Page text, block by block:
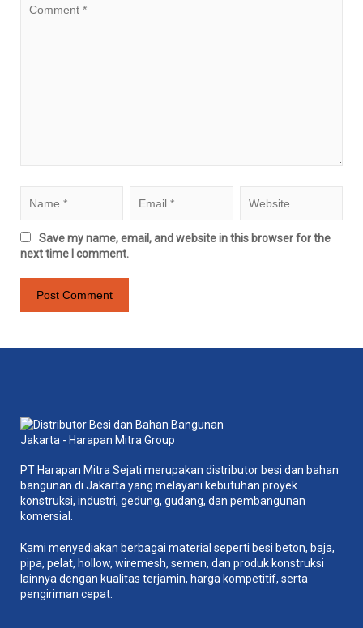
Save my name, email, and website in this browser for the
next time I comment.
PT Harapan Mitra Sejati merupakan distributor besi dan bahan
bangunan di Jakarta yang melayani kebutuhan proyek
konstruksi, industri, gedung, gudang, dan pembangunan
komersial.
Kami menyediakan berbagai material seperti besi beton, baja,
pipa, pelat, hollow, wiremesh, semen, dan produk konstruksi
lainnya dengan kualitas terjamin, harga kompetitif, serta
pengiriman cepat.